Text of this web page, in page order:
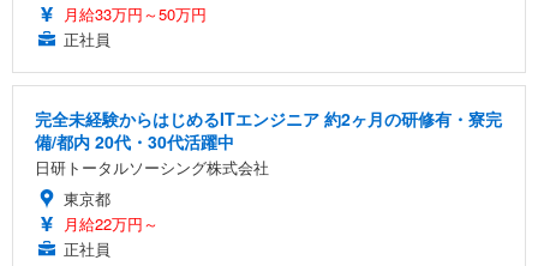
月給33万円～50万円
正社員
完全未経験からはじめるITエンジニア 約2ヶ月の研修有・寮完
備/都内 20代・30代活躍中
日研トータルソーシング株式会社
東京都
月給22万円～
正社員